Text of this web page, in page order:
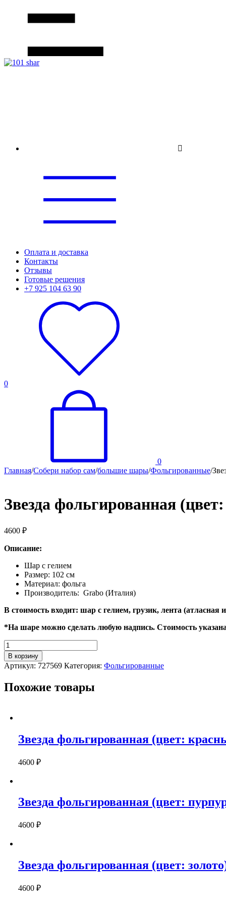
Оплата и доставка
Контакты
Отзывы
Готовые решения
+7 925 104 63 90
0
0
Главная/Собери набор сам/большие шары/Фольгированные/
Звезда фольгированная
4600 ₽
Описание:
Шар с гелием
Размер: 102 см
Материал: фольга
Производитель: Grabo (Италия)
В стоимость входит: шар с гелием, грузик, лента (атласная
*На шаре можно сделать любую надпись. Стоимость указана
Количество
Звезда
фольгированная
(цвет:
102
В корзину
Артикул: 727569 Категория: Фольгированные
Похожие товары
Звезда фольгированная (цвет:
4600 ₽
Звезда фольгированная (цвет:
4600 ₽
Звезда фольгированная (цвет:
4600 ₽